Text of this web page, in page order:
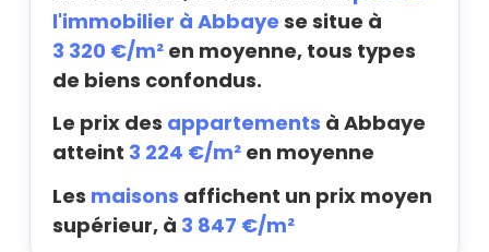
l'immobilier à Abbaye se situe à
3 320 €/m² en moyenne, tous types
de biens confondus.
Le prix des appartements à Abbaye
atteint 3 224 €/m² en moyenne
Les maisons affichent un prix moyen
supérieur, à 3 847 €/m²